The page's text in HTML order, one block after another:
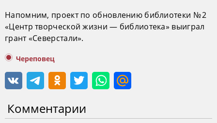
Напомним, проект по обновлению библиотеки № 2
«Центр творческой жизни — библиотека» выиграл
грант «Северстали».
Череповец
Комментарии